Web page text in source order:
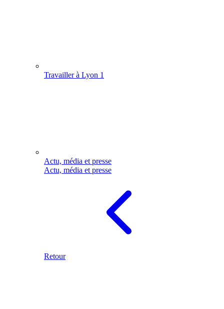
Travailler à Lyon 1
Actu, média et presse
Actu, média et presse
Retour